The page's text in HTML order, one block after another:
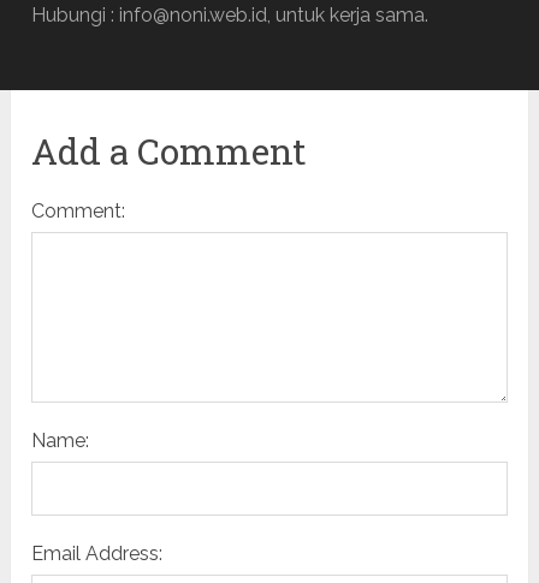
Hubungi : info@noni.web.id, untuk kerja sama.
Add a Comment
Comment:
Name:
Email Address: